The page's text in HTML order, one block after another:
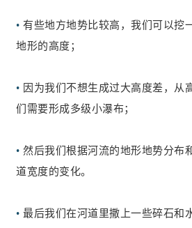
• 有些地方地势比较高，我们可以挖
地形的高度；
• 因为我们不想生成过大高度差，从
们需要形成多级小瀑布；
• 然后我们根据河流的地形地势分布
道宽度的变化。
• 最后我们在河道里撒上一些碎石和